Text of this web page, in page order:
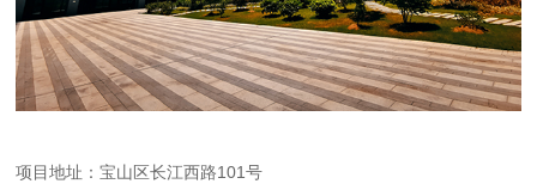
项目地址：宝山区长江西路101号